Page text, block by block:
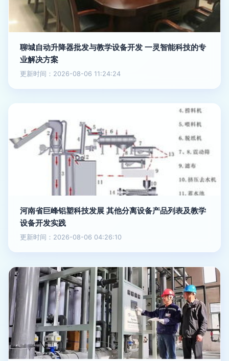
聊城自动升降器批发与教学设备开发 一灵智能科技的专
业解决方案
更新时间：2026-08-06 11:24:24
河南省巨峰铝塑科技发展 其他分离设备产品列表及教学
设备开发实践
更新时间：2026-08-06 04:26:10